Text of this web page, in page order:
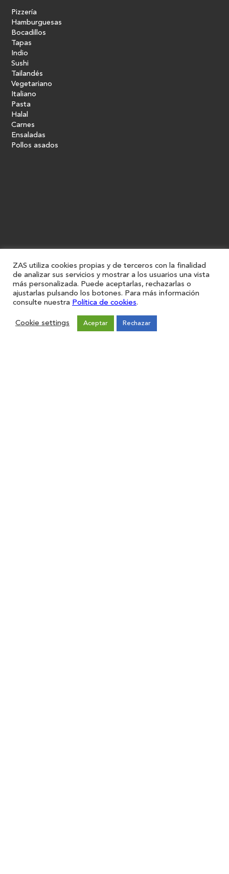
Pizzería
Hamburguesas
Bocadillos
Tapas
Indio
Sushi
Tailandés
Vegetariano
Italiano
Pasta
Halal
Carnes
Ensaladas
Pollos asados
ZAS utiliza cookies propias y de terceros con la finalidad
de analizar sus servicios y mostrar a los usuarios una vista
más personalizada. Puede aceptarlas, rechazarlas o
ajustarlas pulsando los botones. Para más información
consulte nuestra Política de cookies.
Cookie settings Aceptar Rechazar